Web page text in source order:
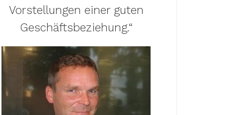
Vorstellungen einer guten
Geschäftsbeziehung.“